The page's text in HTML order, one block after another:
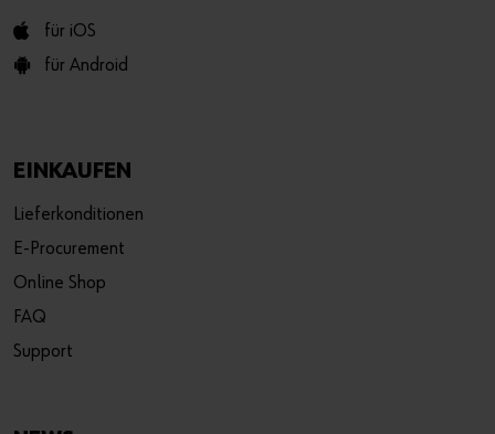
für iOS
für Android
EINKAUFEN
Lieferkonditionen
E-Procurement
Online Shop
FAQ
Support